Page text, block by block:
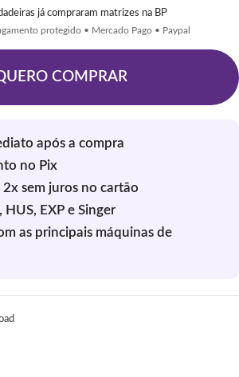
já compraram matrizes na BP
protegido • Mercado Pago • Paypal
COMPRAR